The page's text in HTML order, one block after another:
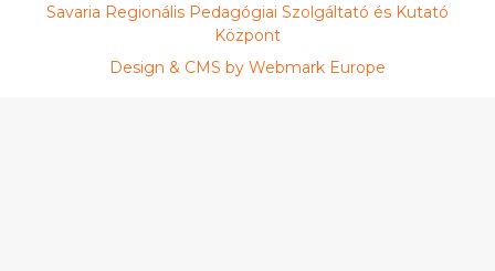
Savaria Regionális Pedagógiai Szolgáltató és Kutató
Központ
Design & CMS by Webmark Europe